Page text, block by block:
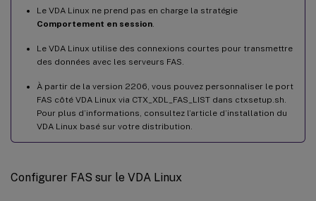
Le VDA Linux ne prend pas en charge la stratégie
Comportement en session
Le VDA Linux utilise des connexions courtes pour transmettre
des données avec les serveurs FAS.
À partir de la version 2206, vous pouvez personnaliser le port
FAS côté VDA Linux via CTX_XDL_FAS_LIST dans ctxsetup.sh.
Pour plus d’informations, consultez l’article d’installation du
VDA Linux basé sur votre distribution.
Configurer FAS sur le VDA Linux